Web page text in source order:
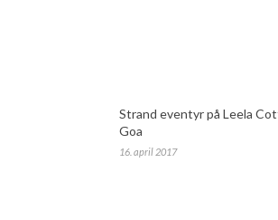
Strand eventyr på Leela
Goa
16. april 2017